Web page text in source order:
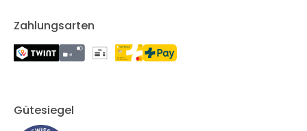
Zahlungsarten
Gütesiegel